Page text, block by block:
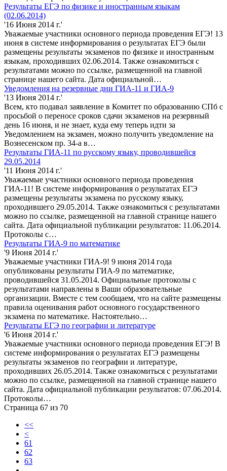
Результаты ЕГЭ по физике и иностранным языкам
(02.06.2014)
'16 Июня 2014 г.'
Уважаемые участники основного периода проведения ЕГЭ! 13
июня в системе информирования о результатах ЕГЭ были
размещены результаты экзаменов по физике и иностранным
языкам, проходивших 02.06.2014. Также ознакомиться с
результатами можно по ссылке, размещенной на главной
странице нашего сайта. Дата официальной…
Уведомления на резервные дни ГИА-11 и ГИА-9
'13 Июня 2014 г.'
Всем, кто подавал заявление в Комитет по образованию СПб с
просьбой о переносе сроков сдачи экзаменов на резервный
день 16 июня, и не знает, куда ему теперь идти за
Уведомлением на экзамен, можно получить уведомление на
Вознесенском пр. 34-а в…
Результаты ГИА-11 по русскому языку, проводившейся
29.05.2014
'11 Июня 2014 г.'
Уважаемые участники основного периода проведения
ГИА-11! В системе информирования о результатах ЕГЭ
размещены результаты экзамена по русскому языку,
проходившего 29.05.2014. Также ознакомиться с результатами
можно по ссылке, размещенной на главной странице нашего
сайта. Дата официальной публикации результатов: 11.06.2014.
Протоколы с…
Результаты ГИА-9 по математике
'9 Июня 2014 г.'
Уважаемые участники ГИА-9! 9 июня 2014 года
опубликованы результаты ГИА-9 по математике,
проводившейся 31.05.2014. Официальные протоколы с
результатами направлены в Ваши образовательные
организации. Вместе с тем сообщаем, что на сайте размещены
правила оценивания работ основного государственного
экзамена по математике. Настоятельно…
Результаты ЕГЭ по географии и литературе
'6 Июня 2014 г.'
Уважаемые участники основного периода проведения ЕГЭ! В
системе информирования о результатах ЕГЭ размещены
результаты экзаменов по географии и литературе,
проходивших 26.05.2014. Также ознакомиться с результатами
можно по ссылке, размещенной на главной странице нашего
сайта. Дата официальной публикации результатов: 07.06.2014.
Протоколы…
Страница 67 из 70
<<
<
61
62
63